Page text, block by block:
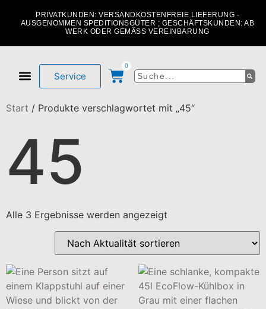
PRIVATKUNDEN: VERSANDKOSTENFREIE LIEFERUNG -
AUSGENOMMEN SPEDITIONSGÜTER ; GESCHÄFTSKUNDEN: AB
WERK ODER GEMÄSS VEREINBARUNG
Service
0
Start / Produkte verschlagwortet mit „45“
45
Alle 3 Ergebnisse werden angezeigt